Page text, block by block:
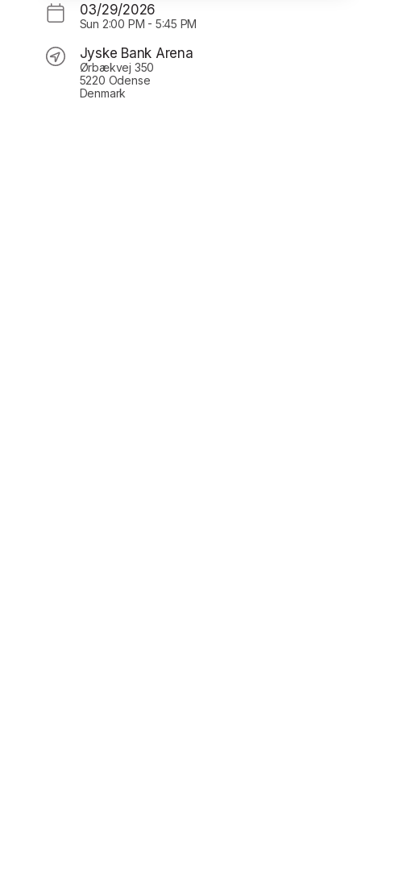
03/29/2026
Sun 2:00 PM - 5:45 PM
Jyske Bank Arena
Ørbækvej 350
5220 Odense
Denmark